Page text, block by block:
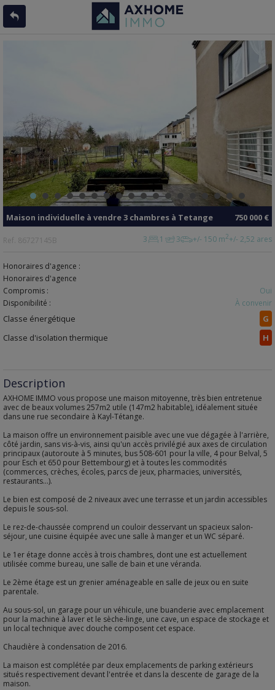
750 000 €
Maison individuelle à vendre3 chambres à Tetange
Ref. 86727145B 3 1 3 +/- 150 m2+/- 2,52 ares
Honoraires d'agence :
Honoraires d'agence
Compromis :
Oui
Disponibilité :
À convenir
Classe énergétique
G
Classe d'isolation thermique
H
Description
AXHOME IMMO vous propose une maison mitoyenne, très bien entretenue
avec de beaux volumes 257m2 utile (147m2 habitable), idéalement située
dans une rue secondaire à Kayl-Tétange.
La maison offre un environnement paisible avec une vue dégagée à l'arrière,
côté jardin, sans vis-à-vis, ainsi qu'un accès privilégié aux axes de circulation
principaux (autoroute à 5 minutes, bus 508-601 pour la ville, 4 pour Belval, 5
pour Esch et 650 pour Bettembourg) et à toutes les commodités
(commerces, crèches, écoles, parcs de jeux, pharmacies, universités,
restaurants...).
Le bien est composé de 2 niveaux avec une terrasse et un jardin accessibles
depuis le sous-sol.
Le rez-de-chaussée comprend un couloir desservant un spacieux salon-
séjour, une cuisine équipée avec une salle à manger et un WC séparé.
Le 1er étage donne accès à trois chambres, dont une est actuellement
utilisée comme bureau, une salle de bain et une véranda.
Le 2ème étage est un grenier aménageable en salle de jeux ou en suite
parentale.
Au sous-sol, un garage pour un véhicule, une buanderie avec emplacement
pour la machine à laver et le sèche-linge, une cave, un espace de stockage et
un local technique avec douche composent cet espace.
Chaudière à condensation de 2016.
La maison est complétée par deux emplacements de parking extérieurs
situés respectivement devant l'entrée et dans la descente de garage de la
maison.